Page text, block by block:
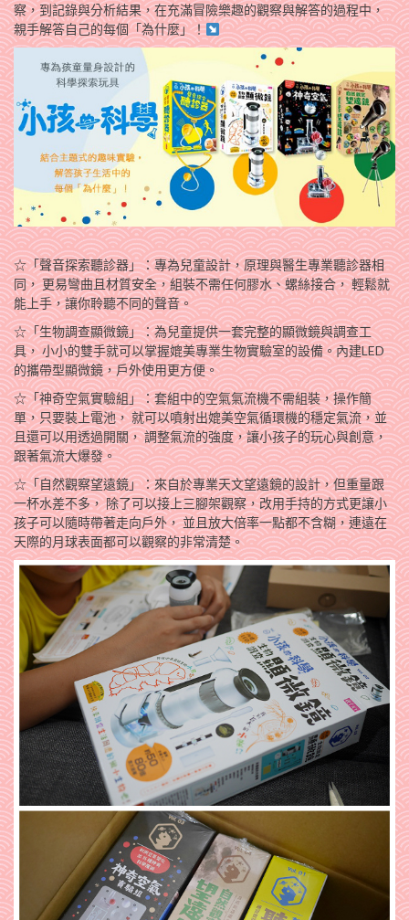
察，到記錄與分析結果，在充滿冒險樂趣的觀察與解答的過程中，
親手解答自­己的每個「為什麼」！
☆「聲音探索聽診器」：專為兒童設計，原理與醫生專業聽診器相
同， 更易彎曲且材質安全­，組裝不需任何膠水、螺絲接合， 輕鬆就
能上手，讓你聆聽不同的聲音。
☆「生物調查顯微鏡」：為兒童提供一套完整的顯微鏡與調查工
具， 小小的雙手就可以掌握­媲美專業生物實驗室的設備。內建LED
的攜帶型顯微鏡，戶外使­用更方便。
☆「神奇空氣實驗組」：套組中的空氣氣流機不需組裝，操作簡
單，只要裝上電池， 就可以­噴射出媲美空氣循環機的穩定氣流，並
且還可以用透過開關， 調整氣流的強度，讓小孩子的­玩心與創意，
跟著氣流大爆發。
☆「自然觀察望遠鏡」：來自於專業天文望遠鏡的設計，但重量跟
一杯水差不多， 除了可以­接上三腳架觀察，改用手持的方式更讓小
孩子可以隨時帶著走向戶外， 並且放大倍率一點都­不含糊，連遠在
天際的月球表面都可以觀察的非常清楚。